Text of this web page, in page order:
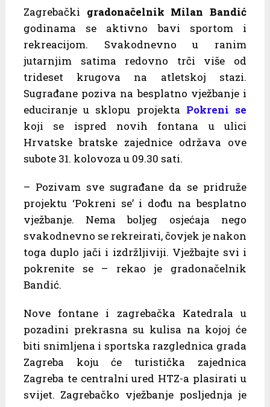
Zagrebački gradonačelnik Milan Bandić
godinama se aktivno bavi sportom i
rekreacijom. Svakodnevno u ranim
jutarnjim satima redovno trči više od
trideset krugova na atletskoj stazi.
Sugrađane poziva na besplatno vježbanje i
educiranje u sklopu projekta Pokreni se
koji se ispred novih fontana u ulici
Hrvatske bratske zajednice održava ove
subote 31. kolovoza u 09.30 sati.
– Pozivam sve sugrađane da se pridruže
projektu ‘Pokreni se’ i dođu na besplatno
vježbanje. Nema boljeg osjećaja nego
svakodnevno se rekreirati, čovjek je nakon
toga duplo jači i izdržljiviji. Vježbajte svi i
pokrenite se – rekao je gradonačelnik
Bandić.
Nove fontane i zagrebačka Katedrala u
pozadini prekrasna su kulisa na kojoj će
biti snimljena i sportska razglednica grada
Zagreba koju će turistička zajednica
Zagreba te centralni ured HTZ-a plasirati u
svijet. Zagrebačko vježbanje posljednja je